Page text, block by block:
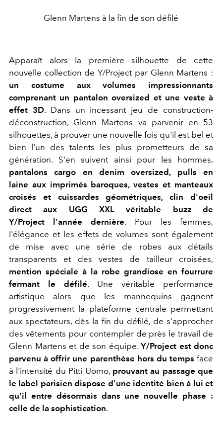
Glenn Martens à la fin de son défilé
Apparaît alors la première silhouette de cette
nouvelle collection de Y/Project par Glenn Martens :
un costume aux volumes impressionnants
comprenant un pantalon oversized et une veste à
effet 3D. Dans un incessant jeu de construction-
déconstruction, Glenn Martens va parvenir en 53
silhouettes, à prouver une nouvelle fois qu'il est bel et
bien l'un des talents les plus prometteurs de sa
génération. S'en suivent ainsi pour les hommes,
pantalons cargo en denim oversized, pulls en
laine aux imprimés baroques, vestes et manteaux
croisés et cuissardes géométriques, clin d'oeil
direct aux UGG XXL véritable buzz de
Y/Project l'année dernière. Pour les femmes,
l'élégance et les effets de volumes sont également
de mise avec une série de robes aux détails
transparents et des vestes de tailleur croisées,
mention spéciale à la robe grandiose en fourrure
fermant le défilé. Une véritable performance
artistique alors que les mannequins gagnent
progressivement la plateforme centrale permettant
aux spectateurs, dès la fin du défilé, de s'approcher
des vêtements pour contempler de près le travail de
Glenn Martens et de son équipe. Y/Project est donc
parvenu à offrir une parenthèse hors du temps face
à l'intensité du Pitti Uomo, prouvant au passage que
le label parisien dispose d'une identité bien à lui et
qu'il entre désormais dans une nouvelle phase :
celle de la sophistication.